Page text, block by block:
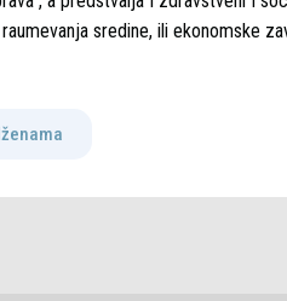
sredine, ili ekonomske